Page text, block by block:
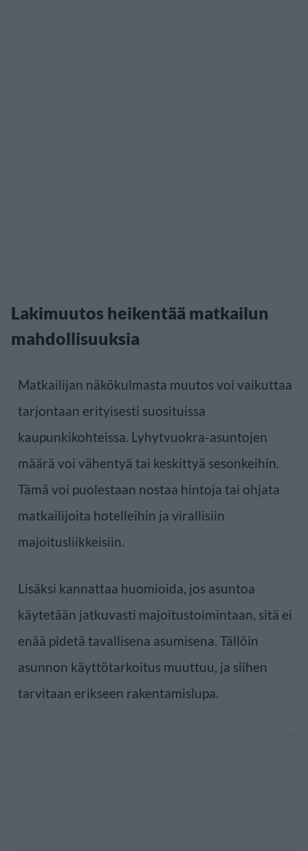
Lakimuutos heikentää matkailun
mahdollisuuksia
Matkailijan näkökulmasta muutos voi vaikuttaa
tarjontaan erityisesti suosituissa
kaupunkikohteissa. Lyhytvuokra-asuntojen
määrä voi vähentyä tai keskittyä sesonkeihin.
Tämä voi puolestaan nostaa hintoja tai ohjata
matkailijoita hotelleihin ja virallisiin
majoitusliikkeisiin.
Lisäksi kannattaa huomioida, jos asuntoa
käytetään jatkuvasti majoitustoimintaan, sitä ei
enää pidetä tavallisena asumisena. Tällöin
asunnon käyttötarkoitus muuttuu, ja siihen
tarvitaan erikseen rakentamislupa.